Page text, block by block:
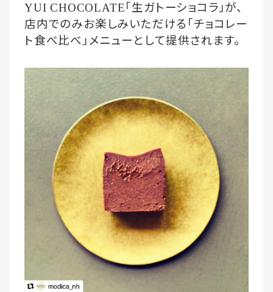
YUI CHOCOLATE「生ガトーショコラ」が、
店内でのみお楽しみいただける「チョコレー
ト食べ比べ」メニューとして提供されます。